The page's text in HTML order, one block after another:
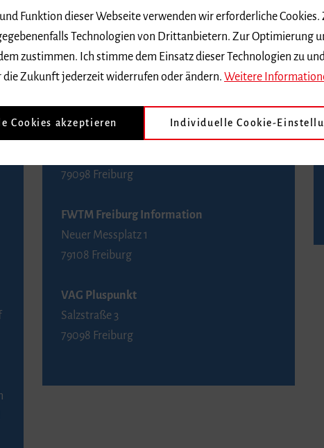
BZ-Kartenservice Freiburg
Kaiser-Joseph-Straße 229
79098 Freiburg
Telefon 0761 4968888 (Reservierungen sind
79098 Freiburg
FWTM Freiburg Information
Neuer Messplatz 1
79108 Freiburg
VAG Pluspunkt
Salzstraße 3
79098 Freiburg
Funktion dieser Webseite verwenden wir erforderliche
Technologien von Drittanbietern. Zur Optimierung
zustimmen. Ich stimme dem Einsatz dieser Technologien zu
Zukunft jederzeit widerrufen oder ändern. Weitere
Cookies akzeptieren Individuelle Cookie-